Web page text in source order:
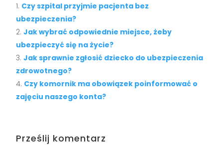
Czy szpital przyjmie pacjenta bez
ubezpieczenia?
Jak wybrać odpowiednie miejsce, żeby
ubezpieczyć się na życie?
Jak sprawnie zgłosić dziecko do ubezpieczenia
zdrowotnego?
Czy komornik ma obowiązek poinformować o
zajęciu naszego konta?
Prześlij komentarz